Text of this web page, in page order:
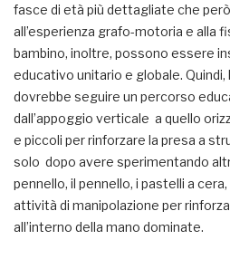
fasce di età più dettagliate che
all’esperienza grafo-motoria e alla
bambino, inoltre, possono essere
educativo unitario e globale.
dovrebbe seguire un percorso
dall’appoggio verticale a quello
e piccoli per rinforzare la presa a
solo dopo avere sperimentando
pennello, il pennello, i pastelli a
attività di manipolazione per
all’interno della mano dominate.